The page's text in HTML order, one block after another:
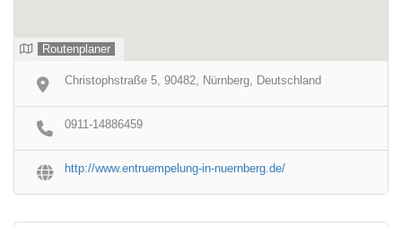
Routenplaner
Christophstraße 5, 90482, Nürnberg, Deutschland
0911-14886459
http://www.entruempelung-in-nuernberg.de/